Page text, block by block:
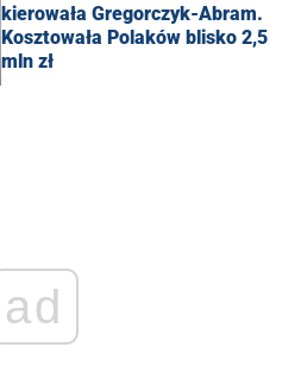
kierowała Gregorczyk-Abram.
Kosztowała Polaków blisko 2,5
mln zł
ad